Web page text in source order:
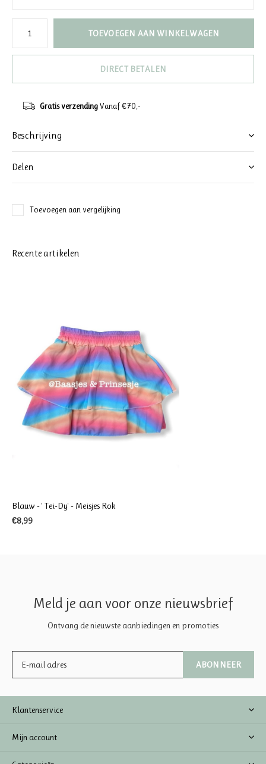
TOEVOEGEN AAN WINKELWAGEN
DIRECT BETALEN
Gratis verzendingVanaf €70,-
Beschrijving
Delen
Toevoegen aan vergelijking
Recente artikelen
Blauw - ' Tei-Dy' - Meisjes Rok
€8,99
Meld je aan voor onze nieuwsbrief
Ontvang de nieuwste aanbiedingen en promoties
ABONNEER
Klantenservice
Mijn account